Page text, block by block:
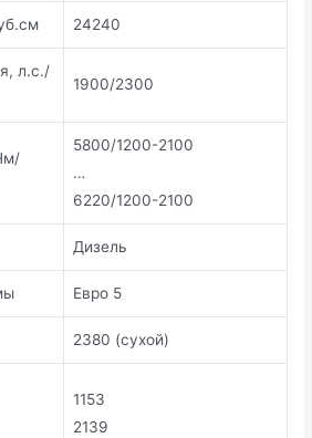
24240
л.с./
1900/2300
5800/1200-2100
…
6220/1200-2100
Дизель
Евро 5
2380 (сухой)
1153
2139